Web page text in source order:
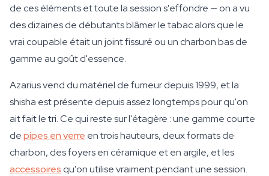
de ces éléments et toute la session s'effondre — on a vu
des dizaines de débutants blâmer le tabac alors que le
vrai coupable était un joint fissuré ou un charbon bas de
gamme au goût d'essence.
Azarius vend du matériel de fumeur depuis 1999, et la
shisha est présente depuis assez longtemps pour qu'on
ait fait le tri. Ce qui reste sur l'étagère : une gamme courte
depipes en verre en trois hauteurs, deux formats de
charbon, des foyers en céramique et en argile, et les
accessoires qu'on utilise vraiment pendant une session.